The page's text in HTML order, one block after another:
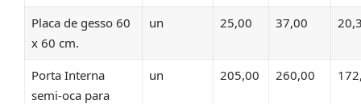
Placa de gesso 60
x 60 cm.
un 25,00 37,00
Porta Interna
semi-oca para
un 205,00 260,00